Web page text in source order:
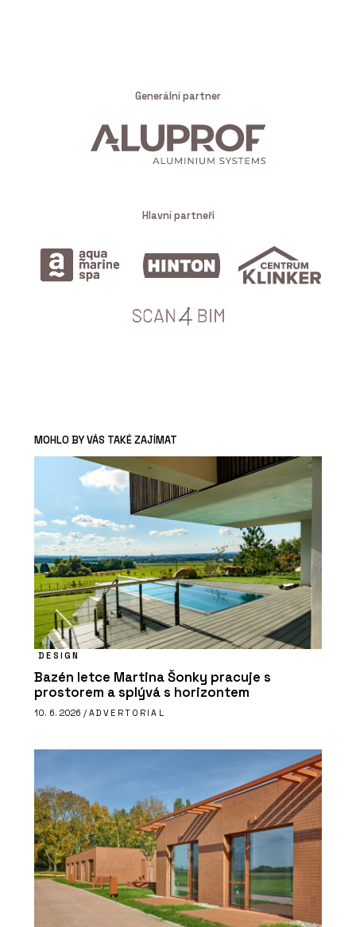
Generální partner
Hlavní partneři
MOHLO BY VÁS TAKÉ ZAJÍMAT
DESIGN
Bazén letce Martina Šonky pracuje s
prostorem a splývá s horizontem
10. 6. 2026 / ADVERTORIAL